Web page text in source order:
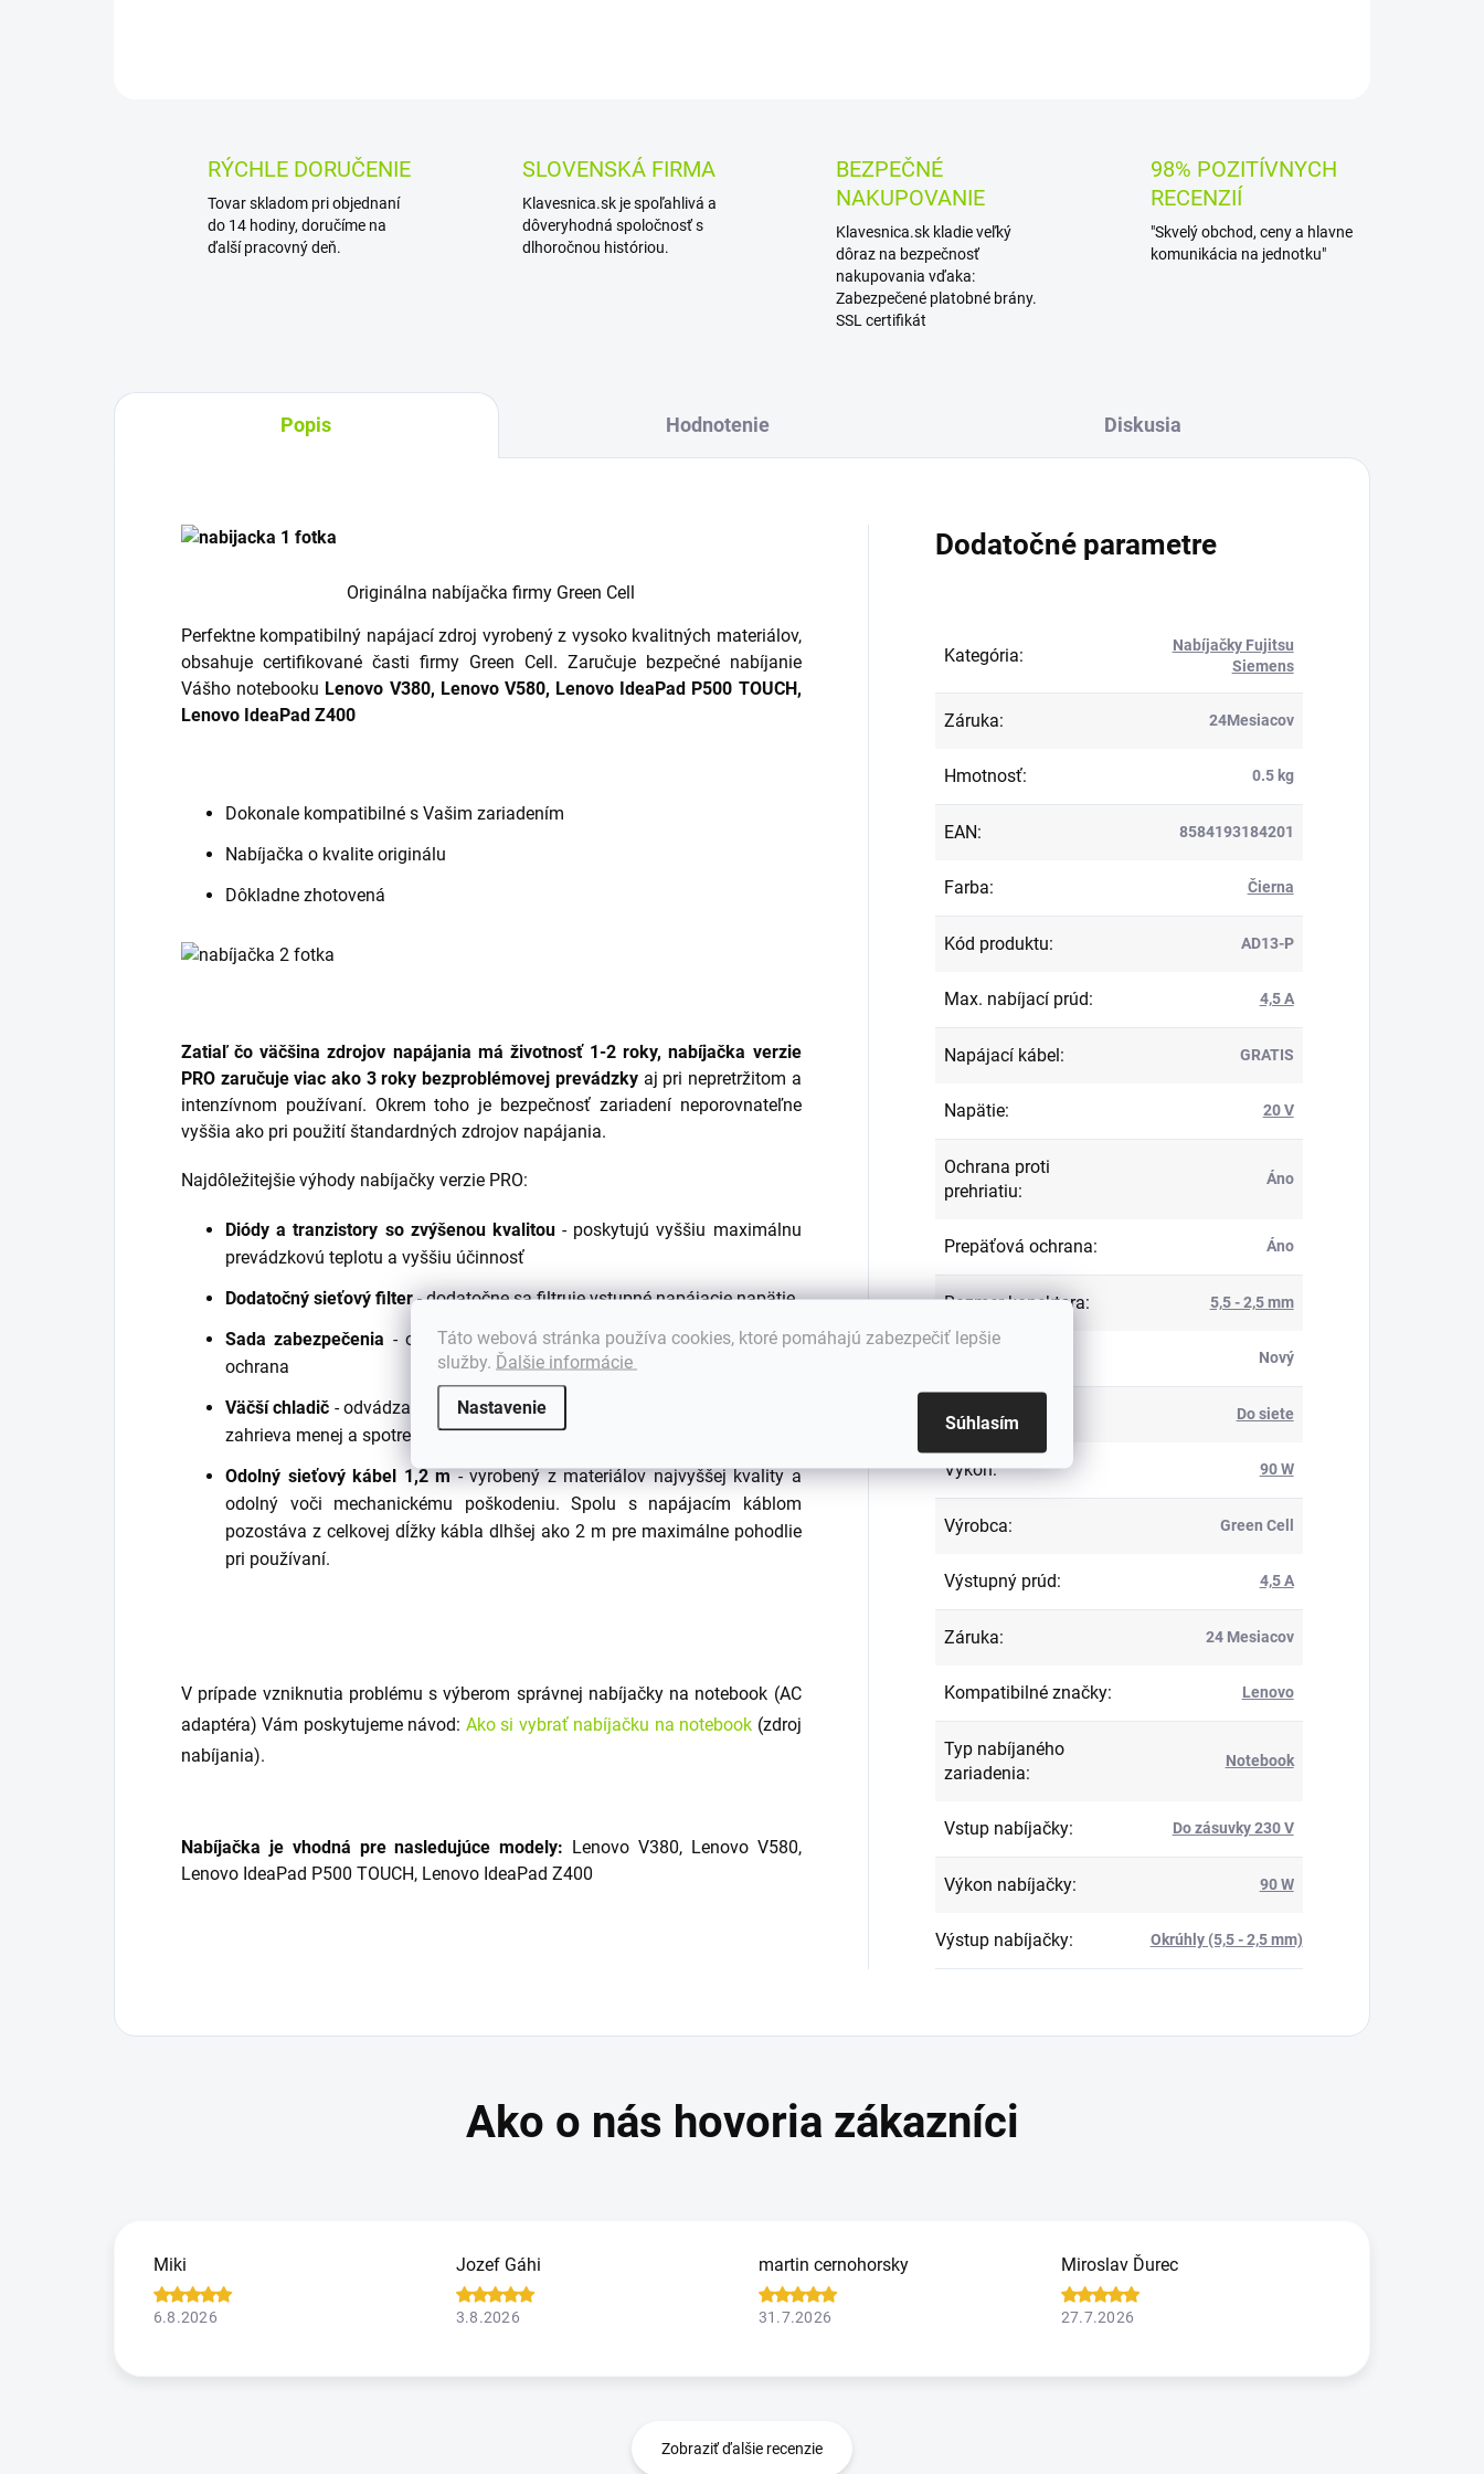
Táto webová stránka používa cookies, ktoré pomáhajú zabezpečiť lepšie
služby. Ďalšie informácie
Nastavenie
Súhlasím
RÝCHLE DORUČENIE
Tovar skladom pri objednaní
do 14 hodiny, doručíme na
ďalší pracovný deň.
SLOVENSKÁ FIRMA
Klavesnica.sk je spoľahlivá a
dôveryhodná spoločnosť s
dlhoročnou históriou.
BEZPEČNÉ
NAKUPOVANIE
Klavesnica.sk kladie veľký
dôraz na bezpečnosť
nakupovania vďaka:
Zabezpečené platobné brány.
SSL certifikát
98% POZITÍVNYCH
RECENZIÍ
"Skvelý obchod, ceny a hlavne
komunikácia na jednotku"
Popis Hodnotenie Diskusia
Originálna nabíjačka firmy Green Cell
Perfektne kompatibilný napájací zdroj vyrobený z vysoko kvalitných materiálov,
obsahuje certifikované časti firmy Green Cell. Zaručuje bezpečné nabíjanie
Vášho notebooku Lenovo V380, Lenovo V580, Lenovo IdeaPad P500 TOUCH,
Lenovo IdeaPad Z400
Dokonale kompatibilné s Vašim zariadením
Nabíjačka o kvalite originálu
Dôkladne zhotovená
Zatiaľ čo väčšina zdrojov napájania má životnosť 1-2 roky, nabíjačka verzie
PRO zaručuje viac ako 3 roky bezproblémovej prevádzkyaj pri nepretržitom a
intenzívnom používaní. Okrem toho je bezpečnosť zariadení neporovnateľne
vyššia ako pri použití štandardných zdrojov napájania.
Najdôležitejšie výhody nabíjačky verzie PRO:
Diódy a tranzistory so zvýšenou kvalitou- poskytujú vyššiu maximálnu
prevádzkovú teplotu a vyššiu účinnosť
Dodatočný sieťový filter- dodatočne sa filtruje vstupné napájacie napätie
Sada zabezpečenia - ochrana proti skratu, prepäťová ochrana, tepelná
ochrana
Väčší chladič - odvádza teplo efektívnejšie, vďaka čomu sa prívod energie
zahrieva menej a spotrebúva pomalšie
Odolný sieťový kábel 1,2 m- vyrobený z materiálov najvyššej kvality a
odolný voči mechanickému poškodeniu. Spolu s napájacím káblom
pozostáva z celkovej dĺžky kábla dlhšej ako 2 m pre maximálne pohodlie
pri používaní.
V prípade vzniknutia problému s výberom správnej nabíjačky na notebook (AC
adaptéra) Vám poskytujeme návod: Ako si vybrať nabíjačku na notebook (zdroj
nabíjania).
Nabíjačka je vhodná pre nasledujúce modely: Lenovo V380, Lenovo V580,
Lenovo IdeaPad P500 TOUCH, Lenovo IdeaPad Z400
Dodatočné parametre
Kategória:
Nabíjačky Fujitsu
Siemens
Záruka: 24Mesiacov
Hmotnosť: 0.5 kg
EAN: 8584193184201
Farba: Čierna
Kód produktu: AD13-P
Max. nabíjací prúd: 4,5 A
Napájací kábel: GRATIS
Napätie: 20 V
Ochrana proti
prehriatiu:
Áno
Prepäťová ochrana: Áno
Rozmer konektora: 5,5 - 2,5 mm
Nový
Typ nabíjačky Do siete
Výkon: 90 W
Výrobca: Green Cell
Výstupný prúd: 4,5 A
Záruka: 24 Mesiacov
Kompatibilné značky: Lenovo
Typ nabíjaného
zariadenia:
Notebook
Vstup nabíjačky: Do zásuvky 230 V
Výkon nabíjačky: 90 W
Výstup nabíjačky: Okrúhly (5,5 - 2,5 mm)
Miki
6.8.2026
Jozef Gáhi
3.8.2026
martin cernohorsky
31.7.2026
Miroslav Ďurec
27.7.2026
Zobraziť ďalšie recenzie